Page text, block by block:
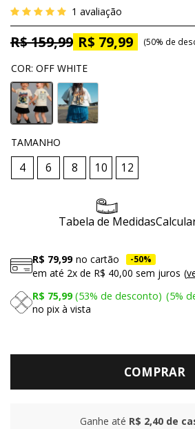
1 avaliação
R$ 159,99 R$ 79,99 50% de
COR: OFF WHITE
TAMANHO
4 6 8 10 12
Tabela de Medidas
R$ 79,99 no cartão 50%
em até 2x de R$ 40,00 sem juros
R$ 75,99
no pix à vista
53% de desconto 5%
COMPRAR
Ganhe até R$ 2,40 de